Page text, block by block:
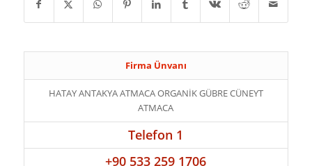
Firma Ünvanı
HATAY ANTAKYA ATMACA ORGANİK GÜBRE CÜNEYT
ATMACA
Telefon 1
+90 533 259 1706